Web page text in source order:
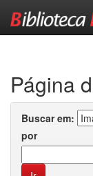
Página
Buscar em:
por